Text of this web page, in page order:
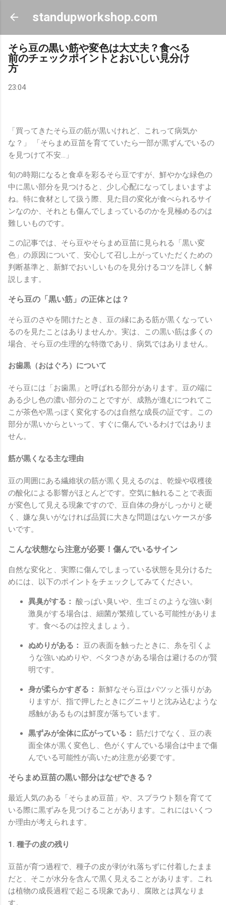
スキップしてメイン コンテンツに移動
standupworkshop.com
そら豆の黒い筋や変色は大丈夫？食べる
前のチェックポイントとおいしい見分け
方
23:04
「買ってきたそら豆の筋が黒いけれど、これって病気か
な？」 「そらまめ豆苗を育てていたら一部が黒ずんでいるの
を見つけて不安…」
旬の時期になると食卓を彩るそら豆ですが、鮮やかな緑色の
中に黒い部分を見つけると、少し心配になってしまいますよ
ね。特に食材として扱う際、見た目の変化が食べられるサイ
ンなのか、それとも傷んでしまっているのかを見極めるのは
難しいものです。
この記事では、そら豆やそらまめ豆苗に見られる「黒い変
色」の原因について、安心して召し上がっていただくための
判断基準と、新鮮でおいしいものを見分けるコツを詳しく解
説します。
そら豆の「黒い筋」の正体とは？
そら豆のさやを開けたとき、豆の縁にある筋が黒くなってい
るのを見たことはありませんか。実は、この黒い筋は多くの
場合、そら豆の生理的な特徴であり、病気ではありません。
お歯黒（おはぐろ）について
そら豆には「お歯黒」と呼ばれる部分があります。豆の端に
ある少し色の濃い部分のことですが、成熟が進むにつれてこ
こが茶色や黒っぽく変化するのは自然な成長の証です。この
部分が黒いからといって、すぐに傷んでいるわけではありま
せん。
筋が黒くなる主な理由
豆の周囲にある繊維状の筋が黒く見えるのは、乾燥や収穫後
の酸化による影響がほとんどです。空気に触れることで表面
が変色して見える現象ですので、豆自体の身がしっかりと硬
く、嫌な臭いがなければ品質に大きな問題はないケースが多
いです。
こんな状態なら注意が必要！傷んでいるサイン
自然な変化と、実際に傷んでしまっている状態を見分けるた
めには、以下のポイントをチェックしてみてください。
異臭がする： 酸っぱい臭いや、生ゴミのような強い刺
激臭がする場合は、細菌が繁殖している可能性がありま
す。食べるのは控えましょう。
ぬめりがある： 豆の表面を触ったときに、糸を引くよ
うな強いぬめりや、ベタつきがある場合は避けるのが賢
明です。
身が柔らかすぎる：
新鮮なそら豆はパツッと張りがあ
りますが、指で押したときにグニャリと沈み込むような
感触があるものは鮮度が落ちています。
黒ずみが全体に広がっている：
筋だけでなく、豆の表
面全体が黒く変色し、色がくすんでいる場合は中まで傷
んでいる可能性が高いため注意が必要です。
そらまめ豆苗の黒い部分はなぜできる？
最近人気のある「そらまめ豆苗」や、スプラウト類を育てて
いる際に黒ずみを見つけることがあります。これにはいくつ
か理由が考えられます。
1. 種子の皮の残り
豆苗が育つ過程で、種子の皮が剥がれ落ちずに付着したまま
だと、そこが水分を含んで黒く見えることがあります。これ
は植物の成長過程で起こる現象であり、腐敗とは異なりま
す。